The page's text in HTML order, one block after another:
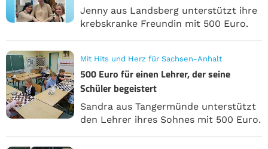
Jenny aus Landsberg unterstützt ihre
krebskranke Freundin mit 500 Euro.
Mit Hits und Herz für Sachsen-Anhalt
500 Euro für einen Lehrer, der seine
Schüler begeistert
Sandra aus Tangermünde unterstützt
den Lehrer ihres Sohnes mit 500 Euro.